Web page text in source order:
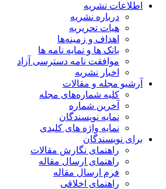
اطلاعات نشریه
درباره نشریه
هیات تحریریه
اهداف و زمینه‌ها
بانک ها و نمایه نامه ها
موافقت نامه دسترسی آزاد
اخبار نشریه
آرشیو مجله و مقالات
کلیه شماره‌های مجله
آخرین شماره
نمایه نویسندگان
نمایه واژه های کلیدی
برای نویسندگان
راهنمای نگارش مقالات
راهنمای ارسال مقاله
فرم ارسال مقاله
راهنمای اخلاقی